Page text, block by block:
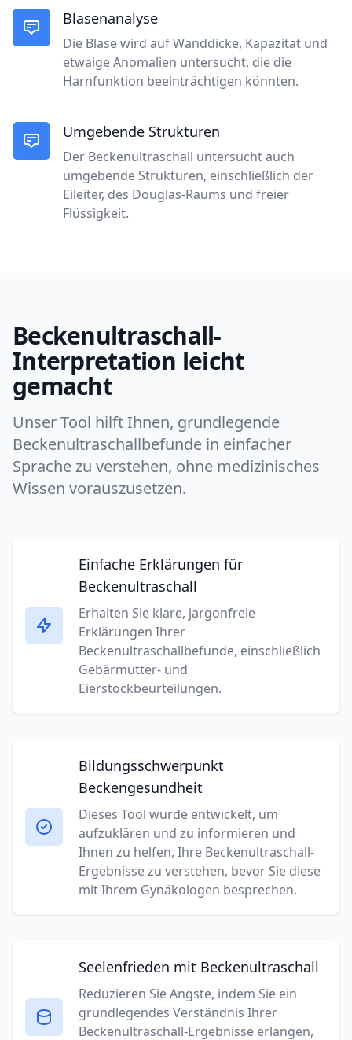
Blasenanalyse
Die Blase wird auf Wanddicke, Kapazität und
etwaige Anomalien untersucht, die die
Harnfunktion beeinträchtigen könnten.
Umgebende Strukturen
Der Beckenultraschall untersucht auch
umgebende Strukturen, einschließlich der
Eileiter, des Douglas-Raums und freier
Flüssigkeit.
Beckenultraschall-
Interpretation leicht
gemacht
Unser Tool hilft Ihnen, grundlegende
Beckenultraschallbefunde in einfacher
Sprache zu verstehen, ohne medizinisches
Wissen vorauszusetzen.
Einfache Erklärungen für
Beckenultraschall
Erhalten Sie klare, jargonfreie
Erklärungen Ihrer
Beckenultraschallbefunde, einschließlich
Gebärmutter- und
Eierstockbeurteilungen.
Bildungsschwerpunkt
Beckengesundheit
Dieses Tool wurde entwickelt, um
aufzuklären und zu informieren und
Ihnen zu helfen, Ihre Beckenultraschall-
Ergebnisse zu verstehen, bevor Sie diese
mit Ihrem Gynäkologen besprechen.
Seelenfrieden mit Beckenultraschall
Reduzieren Sie Ängste, indem Sie ein
grundlegendes Verständnis Ihrer
Beckenultraschall-Ergebnisse erlangen,